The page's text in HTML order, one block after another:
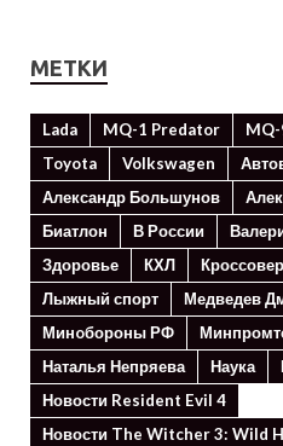
МЕТКИ
Lada MQ-1 Predator
Toyota
Volkswagen
Александр Большунов
Биатлон
В России
Здоровье
КХЛ Кроссовер
Лыжный спорт
Медведев
Минoбороны РФ
Наталья Непряева
Наука
Новости Resident Evil 4
Новости The Witcher 3: Wild